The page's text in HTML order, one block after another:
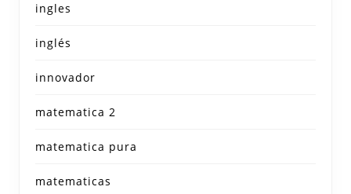
ingles
inglés
innovador
matematica 2
matematica pura
matematicas